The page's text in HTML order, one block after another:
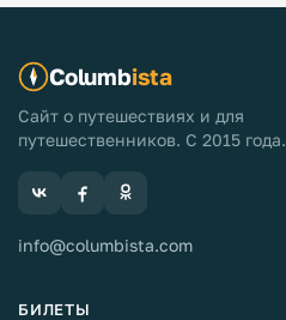
Columbista
Сайт о путешествиях и для
путешественников. С 2015 года.
info@columbista.com
БИЛЕТЫ